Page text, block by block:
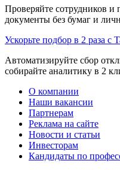
Проверяйте сотрудников и
документы без бумаг и
Ускорьте подбор в 2 раза с
Автоматизируйте сбор
собирайте аналитику в 2
О компании
Наши вакансии
Партнерам
Реклама на сайте
Новости и статьи
Инвесторам
Кандидаты по